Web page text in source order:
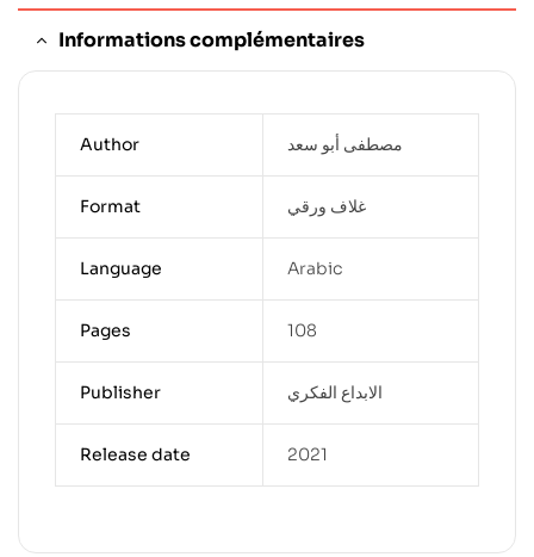
Informations complémentaires
Author مصطفى أبو سعد
Format غلاف ورقي
Language Arabic
Pages 108
Publisher الابداع الفكري
Release date 2021